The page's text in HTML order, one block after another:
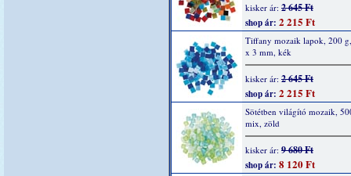
kisker ár: 2 645 Ft
shop ár: 2 215 Ft
Tiffany mozaik lapok, 200
x 3 mm, kék
kisker ár: 2 645 Ft
shop ár: 2 215 Ft
Sötétben világító mozaik,
mix, zöld
kisker ár: 9 680 Ft
shop ár: 8 120 Ft